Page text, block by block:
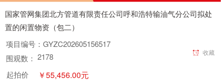
国家管网集团北方管道有限责任公司呼和浩特输油气分公司拟处
置的闲置物资（包二）
项目编号： GYZC202605156517
围观数： 2178 收藏
起拍价 ￥55,456.00元